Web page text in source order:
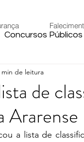
Concursos Públicos
Saúde
de
Ararense
min de leitura
a lista de